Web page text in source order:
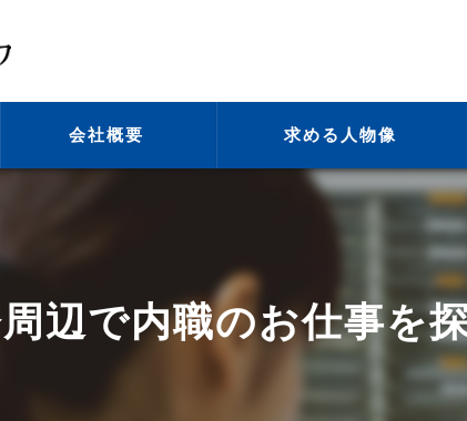
会社概要
ビジョン
求める人物像
周辺で内職のお仕事